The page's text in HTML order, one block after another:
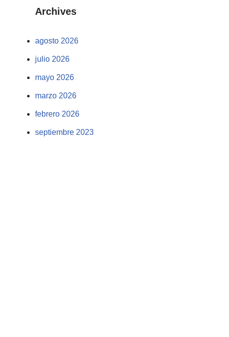
Archives
agosto 2026
julio 2026
mayo 2026
marzo 2026
febrero 2026
septiembre 2023